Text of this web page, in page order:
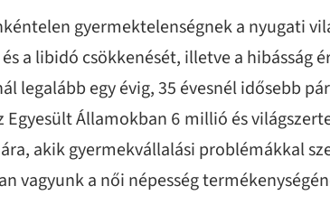
gyermektelenségnek a nyugati
a libidó csökkenését, illetve a hibásság
legalább egy évig, 35 évesnél idősebb
Egyesült Államokban 6 millió és
akik gyermekvállalási problémákkal
vagyunk a női népesség